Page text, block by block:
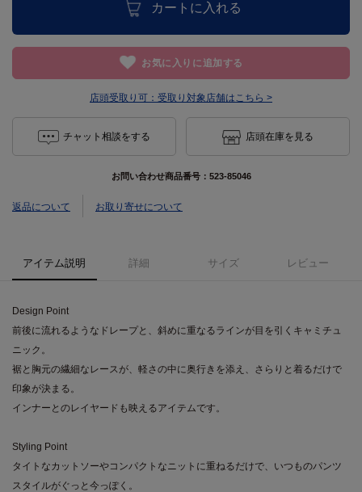
カートに入れる
お気に入りに追加する
店頭受取り可： 受取り対象店舗はこちら >
チャット相談をする 店頭在庫を見る
お問い合わせ商品番号： 523-85046
返品について お取り寄せについて
アイテム説明 詳細 サイズ レビュー
Design Point
前後に流れるようなドレープと、斜めに重なるラインが目を引くキャミチュ
ニック。
裾と胸元の繊細なレースが、軽さの中に奥行きを添え、さらりと着るだけで
印象が決まる。
インナーとのレイヤードも映えるアイテムです。
Styling Point
タイトなカットソーやコンパクトなニットに重ねるだけで、いつものパンツ
スタイルがぐっと今っぽく。